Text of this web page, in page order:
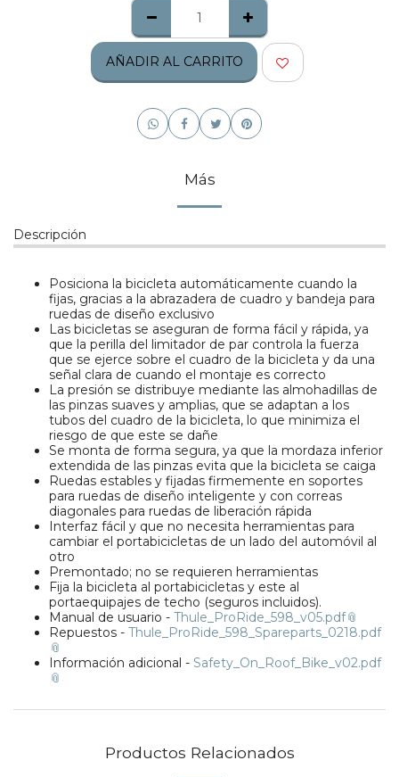
AÑADIR AL CARRITO
Más
Descripción
Posiciona la bicicleta automáticamente cuando la
fijas, gracias a la abrazadera de cuadro y bandeja para
ruedas de diseño exclusivo
Las bicicletas se aseguran de forma fácil y rápida, ya
que la perilla del limitador de par controla la fuerza
que se ejerce sobre el cuadro de la bicicleta y da una
señal clara de cuando el montaje es correcto
La presión se distribuye mediante las almohadillas de
las pinzas suaves y amplias, que se adaptan a los
tubos del cuadro de la bicicleta, lo que minimiza el
riesgo de que este se dañe
Se monta de forma segura, ya que la mordaza inferior
extendida de las pinzas evita que la bicicleta se caiga
Ruedas estables y fijadas firmemente en soportes
para ruedas de diseño inteligente y con correas
diagonales para ruedas de liberación rápida
Interfaz fácil y que no necesita herramientas para
cambiar el portabicicletas de un lado del automóvil al
otro
Premontado; no se requieren herramientas
Fija la bicicleta al portabicicletas y este al
portaequipajes de techo (seguros incluidos).
Manual de usuario - Thule_ProRide_598_v05.pdf
Repuestos - Thule_ProRide_598_Spareparts_0218.pdf
Información adicional - Safety_On_Roof_Bike_v02.pdf
Productos Relacionados